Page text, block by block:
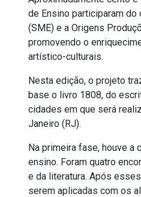
de Ensino participaram do
(SME) e a Origens
promovendo o
artístico-culturais.
Nesta edição, o projeto
base o livro 1808, do
cidades em que será
Janeiro (RJ).
Na primeira fase, houve
ensino. Foram quatro
e da literatura. Após
serem aplicadas com os